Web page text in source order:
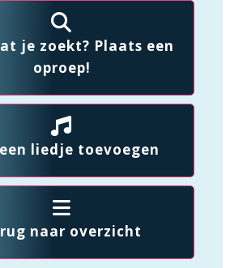
je zoekt? Plaats een
oproep!
liedje toevoegen
naar overzicht